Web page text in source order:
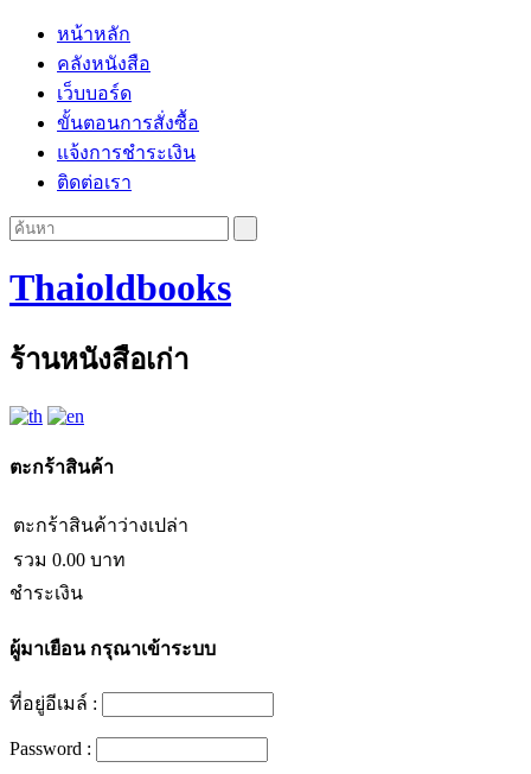
หน้าหลัก
คลังหนังสือ
เว็บบอร์ด
ขั้นตอนการสั่งซื้อ
แจ้งการชำระเงิน
ติดต่อเรา
Thaioldbooks
ร้านหนังสือเก่า
ตะกร้าสินค้า
ตะกร้าสินค้าว่างเปล่า
รวม 0.00 บาท
ชำระเงิน
ผู้มาเยือนกรุณาเข้าระบบ
ที่อยู่อีเมล์ :
Password :